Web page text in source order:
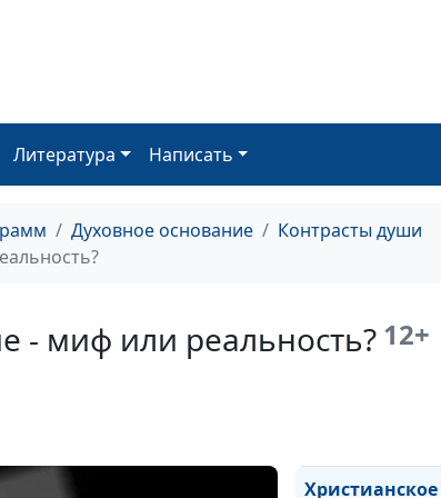
Литература Написать
Духовное основание
Контрасты души
- миф или реальность? 12+
Может ли
Христианское